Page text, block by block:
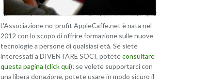
L'Associazione no-profit AppleCaffe.net è nata nel
2012 con lo scopo di offrire formazione sulle nuove
tecnologie a persone di qualsiasi età. Se siete
interessati a DIVENTARE SOCI, poteteconsultare
questa pagina (click qui); se volete supportarci con
una libera donazione, potete usare in modo sicuro il